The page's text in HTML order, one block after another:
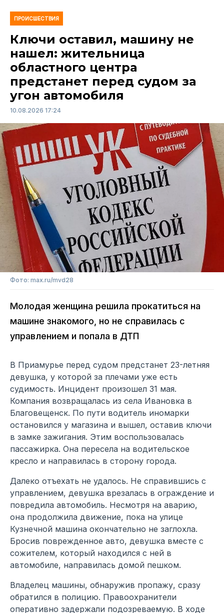
ПРОИСШЕСТВИЯ
Ключи оставил, машину не
нашел: жительница
областного центра
предстанет перед судом за
угон автомобиля
10.08.2026 17:24
Фото: max.ru/mvd28
Молодая женщина решила прокатиться на
машине знакомого, но не справилась с
управлением и попала в ДТП
В Приамурье перед судом предстанет 23-летняя
девушка, у которой за плечами уже есть
судимость. Инцидент произошел 31 мая.
Компания возвращалась из села Ивановка в
Благовещенск. По пути водитель иномарки
остановился у магазина и вышел, оставив ключи
в замке зажигания. Этим воспользовалась
пассажирка. Она пересела на водительское
кресло и направилась в сторону города.
Далеко отъехать не удалось. Не справившись с
управлением, девушка врезалась в ограждение и
повредила автомобиль. Несмотря на аварию,
она продолжила движение, пока на улице
Кузнечной машина окончательно не заглохла.
Бросив поврежденное авто, девушка вместе с
сожителем, который находился с ней в
автомобиле, направилась домой пешком.
Владелец машины, обнаружив пропажу, сразу
обратился в полицию. Правоохранители
оперативно задержали подозреваемую. В ходе